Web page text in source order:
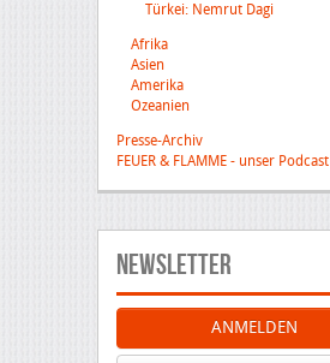
Türkei: Nemrut Dagi
Afrika
Asien
Amerika
Ozeanien
Presse-Archiv
FEUER & FLAMME - unser Podcast
Newsletter
ANMELDEN